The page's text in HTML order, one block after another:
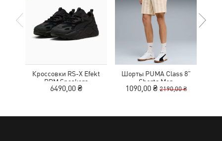
Кроссовки RS-X Efekt
PRM Sneakers
6490,00 ₴
Шорты PUMA Class 8"
Shorts Men
1090,00 ₴ 2190,00 ₴